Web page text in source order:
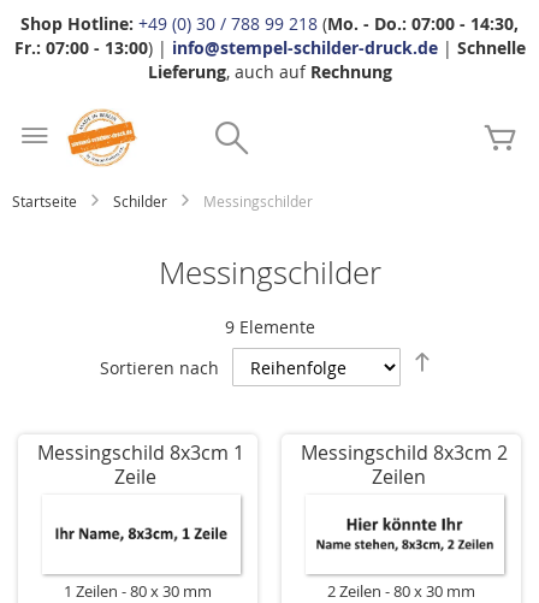
Shop Hotline: +49 (0) 30 / 788 99 218 (Mo. - Do.: 07:00 - 14:30,
Fr.: 07:00 - 13:00) | info@stempel-schilder-druck.de| Schnelle
Lieferung, auch auf Rechnung
Startseite Schilder Messingschilder
Messingschilder
9Elemente
Sortieren nach
Messingschild 8x3cm 1
Zeile
1 Zeilen 80 x 30 mm
Messingschild 8x3cm 2
Zeilen
2 Zeilen 80 x 30 mm